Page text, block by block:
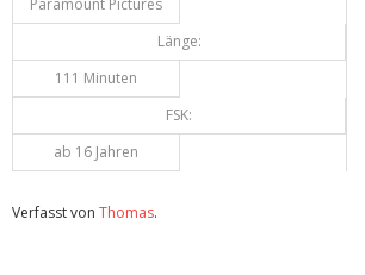
Paramount Pictures
Länge:
111 Minuten
FSK:
ab 16 Jahren
Verfasst von Thomas.